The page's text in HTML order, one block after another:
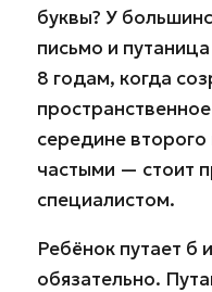
буквы? У
письмо и
8 годам, когда
середине
частыми — стоит
специалистом.
Ребёнок путает б
обязательно.